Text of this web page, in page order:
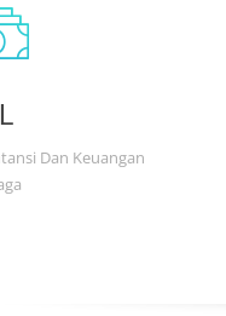
Dan Keuangan